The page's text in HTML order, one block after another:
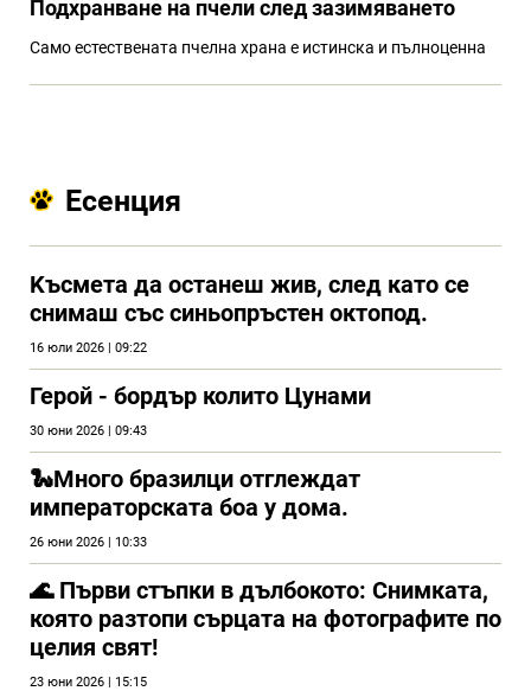
Подхранване на пчели след зазимяването
Само естествената пчелна храна е истинска и пълноценна
Есенция
Kъсмета да останеш жив, след като се
снимаш със синьопръстен октопод.
16 юли 2026 | 09:22
Герой - бордър колито Цунами
30 юни 2026 | 09:43
🐍Много бразилци отглеждат
императорската боа у дома.
26 юни 2026 | 10:33
🌊 Първи стъпки в дълбокото: Снимката,
която разтопи сърцата на фотографите по
целия свят!
23 юни 2026 | 15:15